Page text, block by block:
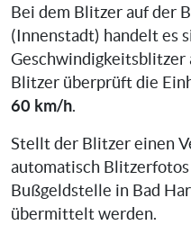
Bei dem Blitzer auf der
(Innenstadt) handelt es
Geschwindigkeitsblitzer
Blitzer überprüft die
60 km/h.
Stellt der Blitzer einen
automatisch Blitzerfotos
Bußgeldstelle in Bad
übermittelt werden.